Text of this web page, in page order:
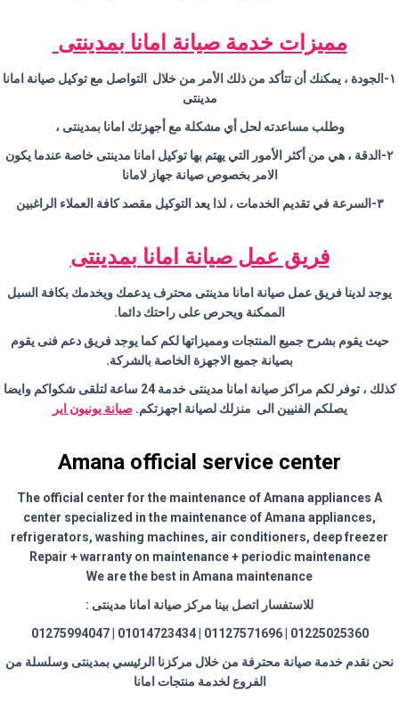
مميزات خدمة صيانة امانا بمدينتى
١-الجودة ، يمكنك أن تتأكد من ذلك الأمر من خلال التواصل مع توكيل صيانة امانا
مدينتى
وطلب مساعدته لحل أي مشكلة مع أجهزتك امانا بمدينتى ،
٢-الدقة ، هي من أكثر الأمور التي يهتم بها توكيل امانا مدينتى خاصة عندما يكون
الامر بخصوص صيانة جهاز لامانا
٣-السرعة في تقديم الخدمات ، لذا يعد التوكيل مقصد كافة العملاء الراغبين
فريق عمل صيانة امانا بمدينتى
يوجد لدينا فريق عمل صيانة امانا مدينتى محترف يدعمك ويخدمك بكافة السبل
الممكنة ويحرص على راحتك دائما.
حيث يقوم بشرح جميع المنتجات ومميزاتها لكم كما يوجد فريق دعم فنى يقوم
بصيانة جميع الاجهزة الخاصة بالشركة.
كذلك ، توفر لكم مراكز صيانة امانا مدينتى خدمة 24 ساعة لتلقى شكواكم وايضا
يصلكم الفنيين الى منزلك لصيانة اجهزتكم.صيانة يونيون اير
Amana official service center
The official center for the maintenance of Amana appliances A
center specialized in the maintenance of Amana appliances,
refrigerators, washing machines, air conditioners, deep freezer
Repair + warranty on maintenance + periodic maintenance
We are the best in Amana maintenance
للاستفسار اتصل بينا مركز صيانة امانا مدينتى :
01225025360 | 01127571696 | 01014723434 | 01275994047
نحن نقدم خدمة صيانة محترفة من خلال مركزنا الرئيسي بمدينتى وسلسلة من
الفروع لخدمة منتجات امانا